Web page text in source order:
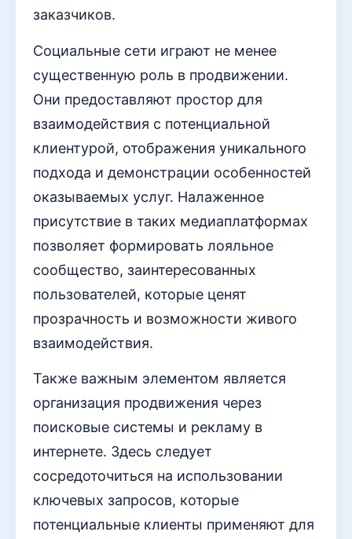
заказчиков.
Социальные сети играют не менее
существенную роль в продвижении.
Они предоставляют простор для
взаимодействия с потенциальной
клиентурой, отображения уникального
подхода и демонстрации особенностей
оказываемых услуг. Налаженное
присутствие в таких медиаплатформах
позволяет формировать лояльное
сообщество, заинтересованных
пользователей, которые ценят
прозрачность и возможности живого
взаимодействия.
Также важным элементом является
организация продвижения через
поисковые системы и рекламу в
интернете. Здесь следует
сосредоточиться на использовании
ключевых запросов, которые
потенциальные клиенты применяют для